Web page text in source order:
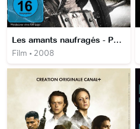
Les amants naufragés - Partie 1 & 2
Film • 2008